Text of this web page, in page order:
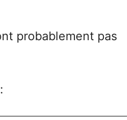
probablement pas